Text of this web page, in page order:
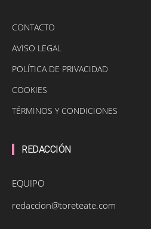
CONTACTO
AVISO LEGAL
POLÍTICA DE PRIVACIDAD
COOKIES
TÉRMINOS Y CONDICIONES
REDACCIÓN
EQUIPO
redaccion@toreteate.com